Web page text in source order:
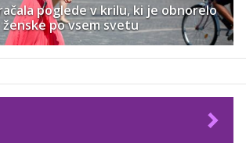
poglede v krilu, ki je obnorelo
ženske po vsem svetu